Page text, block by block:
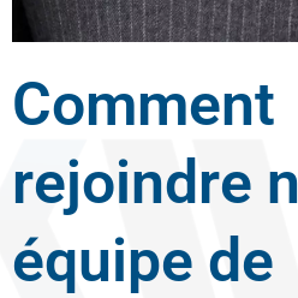
Comment
rejoindre
équipe de